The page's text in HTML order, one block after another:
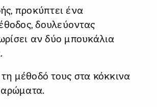
προκύπτει ένα
δουλεύοντας
αν δύο μπουκάλια
μέθοδό τους στα κόκκινα